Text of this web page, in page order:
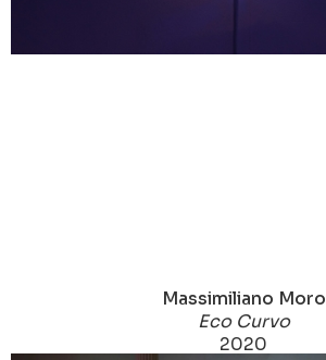
Massimiliano Moro
Eco Curvo
2020